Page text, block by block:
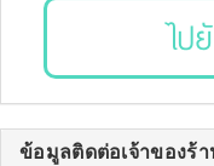
ไป
ข้อมูลติดต่อเจ้าของร้